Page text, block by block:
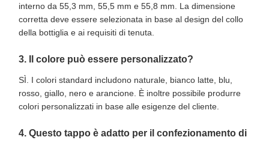
interno da 55,3 mm, 55,5 mm e 55,8 mm. La dimensione
corretta deve essere selezionata in base al design del collo
della bottiglia e ai requisiti di tenuta.
3. Il colore può essere personalizzato?
SÌ. I colori standard includono naturale, bianco latte, blu,
rosso, giallo, nero e arancione. È inoltre possibile produrre
colori personalizzati in base alle esigenze del cliente.
4. Questo tappo è adatto per il confezionamento di